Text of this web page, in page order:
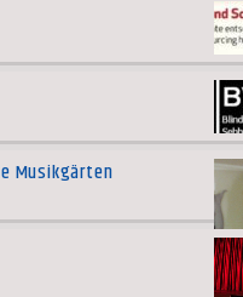
Musikgärten